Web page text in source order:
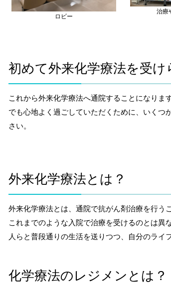
ロビー
治療
初めて外来化学療法を受け
これから外来化学療法へ通院することになりま
でも心地よく過ごしていただくために、いくつ
さい。
外来化学療法とは？
外来化学療法とは、通院で抗がん剤治療を行う
これまでのような入院で治療を受けるのとは
人らと普段通りの生活を送りつつ、自分のライ
化学療法のレジメンとは？